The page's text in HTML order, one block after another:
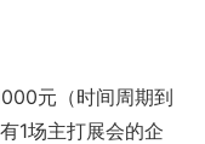
元（时间周期到
1场主打展会的企